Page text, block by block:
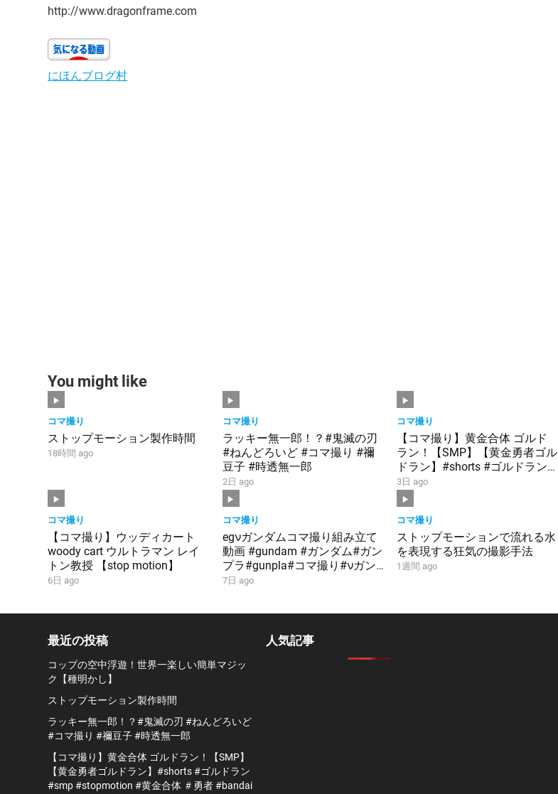
http://www.dragonframe.com
にほんブログ村
You might like
コマ撮り
ストップモーション製作時間
18時間 ago
コマ撮り
ラッキー無一郎！？#鬼滅の刃
#ねんどろいど #コマ撮り #禰
豆子 #時透無一郎
2日 ago
コマ撮り
【コマ撮り】黄金合体 ゴルド
ラン！【SMP】【黄金勇者ゴル
ドラン】#shorts #ゴルドラン
#smp #stopmotion #黄金合体
3日 ago
コマ撮り
【コマ撮り】ウッディカート
woody cart ウルトラマン レイ
トン教授 【stop motion】
6日 ago
コマ撮り
egνガンダムコマ撮り組み立て
動画 #gundam #ガンダム#ガン
プラ#gunpla#コマ撮り#νガン
ダム#シャア#逆襲のシャア
7日 ago
コマ撮り
ストップモーションで流れる水
を表現する狂気の撮影手法
1週間 ago
最近の投稿
コップの空中浮遊！世界一楽しい簡単マジッ
ク【種明かし】
ストップモーション製作時間
ラッキー無一郎！？#鬼滅の刃 #ねんどろいど
#コマ撮り #禰豆子 #時透無一郎
【コマ撮り】黄金合体 ゴルドラン！【SMP】
【黄金勇者ゴルドラン】#shorts #ゴルドラン
#smp #stopmotion #黄金合体 ＃勇者 #bandai
人気記事